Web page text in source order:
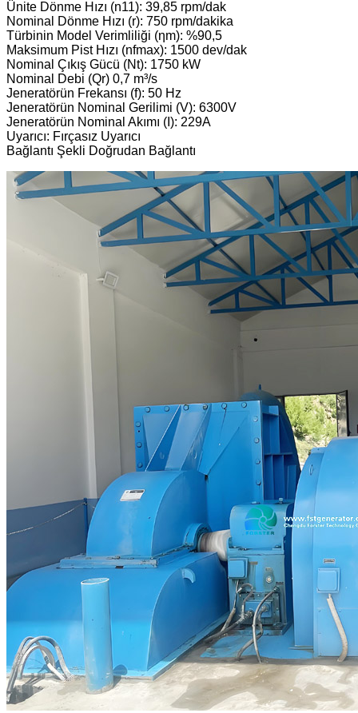
Ünite Dönme Hızı (n11): 39,85 rpm/dak
Nominal Dönme Hızı (r): 750 rpm/dakika
Türbinin Model Verimliliği (ηm): %90,5
Maksimum Pist Hızı (nfmax): 1500 dev/dak
Nominal Çıkış Gücü (Nt): 1750 kW
Nominal Debi (Qr) 0,7 m³/s
Jeneratörün Frekansı (f): 50 Hz
Jeneratörün Nominal Gerilimi (V): 6300V
Jeneratörün Nominal Akımı (I): 229A
Uyarıcı: Fırçasız Uyarıcı
Bağlantı Şekli Doğrudan Bağlantı